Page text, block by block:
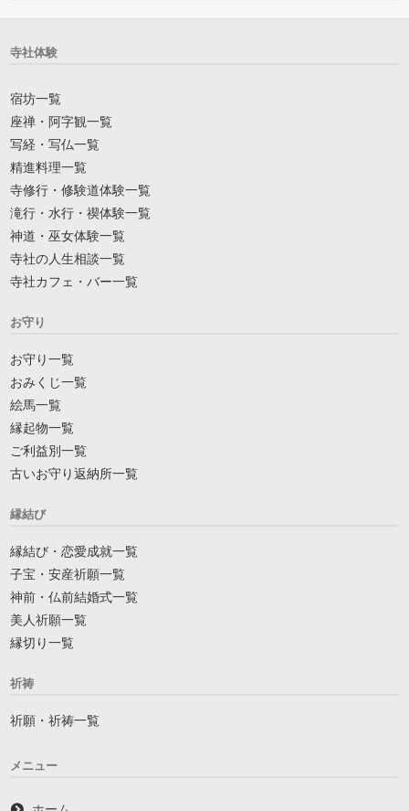
寺社体験
宿坊一覧
座禅・阿字観一覧
写経・写仏一覧
精進料理一覧
寺修行・修験道体験一覧
滝行・水行・禊体験一覧
神道・巫女体験一覧
寺社の人生相談一覧
寺社カフェ・バー一覧
お守り
お守り一覧
おみくじ一覧
絵馬一覧
縁起物一覧
ご利益別一覧
古いお守り返納所一覧
縁結び
縁結び・恋愛成就一覧
子宝・安産祈願一覧
神前・仏前結婚式一覧
美人祈願一覧
縁切り一覧
祈祷
祈願・祈祷一覧
メニュー